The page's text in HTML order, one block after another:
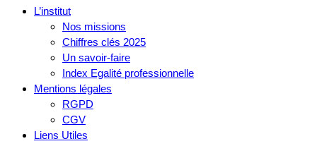
L’institut
Nos missions
Chiffres clés 2025
Un savoir-faire
Index Egalité professionnelle
Mentions légales
RGPD
CGV
Liens Utiles